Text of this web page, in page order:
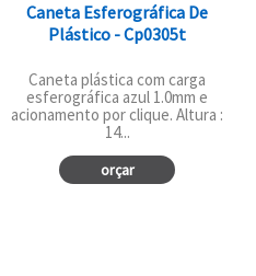
Caneta Esferográfica De
Plástico - Cp0305t
Caneta plástica com carga
esferográfica azul 1.0mm e
acionamento por clique. Altura :
14...
orçar